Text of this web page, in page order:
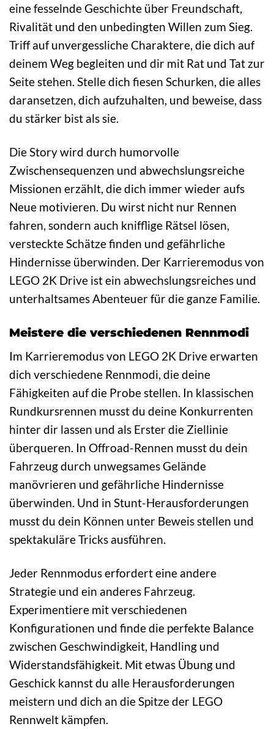
eine fesselnde Geschichte über Freundschaft,
Rivalität und den unbedingten Willen zum Sieg.
Triff auf unvergessliche Charaktere, die dich auf
deinem Weg begleiten und dir mit Rat und Tat zur
Seite stehen. Stelle dich fiesen Schurken, die alles
daransetzen, dich aufzuhalten, und beweise, dass
du stärker bist als sie.
Die Story wird durch humorvolle
Zwischensequenzen und abwechslungsreiche
Missionen erzählt, die dich immer wieder aufs
Neue motivieren. Du wirst nicht nur Rennen
fahren, sondern auch knifflige Rätsel lösen,
versteckte Schätze finden und gefährliche
Hindernisse überwinden. Der Karrieremodus von
LEGO 2K Drive ist ein abwechslungsreiches und
unterhaltsames Abenteuer für die ganze Familie.
Meistere die verschiedenen Rennmodi
Im Karrieremodus von LEGO 2K Drive erwarten
dich verschiedene Rennmodi, die deine
Fähigkeiten auf die Probe stellen. In klassischen
Rundkursrennen musst du deine Konkurrenten
hinter dir lassen und als Erster die Ziellinie
überqueren. In Offroad-Rennen musst du dein
Fahrzeug durch unwegsames Gelände
manövrieren und gefährliche Hindernisse
überwinden. Und in Stunt-Herausforderungen
musst du dein Können unter Beweis stellen und
spektakuläre Tricks ausführen.
Jeder Rennmodus erfordert eine andere
Strategie und ein anderes Fahrzeug.
Experimentiere mit verschiedenen
Konfigurationen und finde die perfekte Balance
zwischen Geschwindigkeit, Handling und
Widerstandsfähigkeit. Mit etwas Übung und
Geschick kannst du alle Herausforderungen
meistern und dich an die Spitze der LEGO
Rennwelt kämpfen.